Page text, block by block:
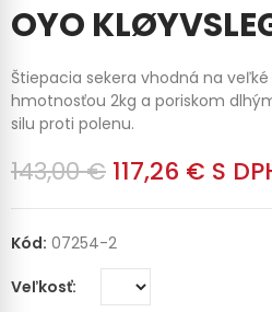
OYO
Štiepacia sekera vhodná na
hmotnosťou 2kg a poriskom
silu proti polenu.
143,00 € 117,26 € S
Kód: 07254-2
Veľkosť